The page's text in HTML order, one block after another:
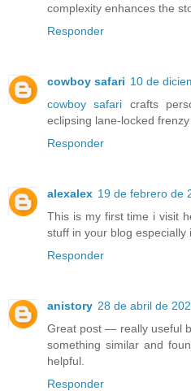
complexity enhances the
Responder
cowboy safari 10 de
cowboy safari crafts
eclipsing lane-locked frenzy
Responder
alexalex 19 de febrero de
This is my first time i visit
stuff in your blog especially
Responder
anistory 28 de abril de
Great post — really useful
something similar and
helpful.
Responder